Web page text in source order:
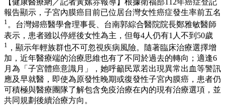
【健康醫療網／記者黃嫊雰報導】根據衛福部112年癌症登記
報告顯示，子宮內膜癌目前已位居台灣女性癌症發生率前五名
1。台灣婦癌醫學會理事長、台南郭綜合醫院院長鄭雅敏醫師
表示，患者雖以停經後女性為主，但每4人仍有1人不到50歲
1
，顯示年輕族群也不可忽視疾病風險。隨著臨床治療選擇增
加，近年醫療端的治療思維也有了不同於過去的轉向；適逢6
月為「子宮體癌意識月」，她呼籲民眾若出現異常出血等警訊
應及早就醫，即使為原發性晚期或復發性子宮內膜癌，患者仍
可積極與醫療團隊了解包含免疫治療在內的現有治療選項，並
共同規劃後續治療方向。